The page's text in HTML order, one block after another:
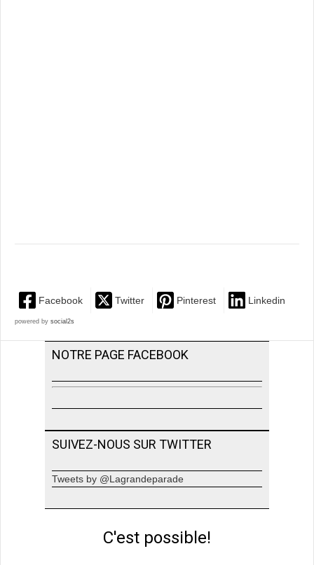
Facebook Twitter Pinterest Linkedin
powered by social2s
NOTRE PAGE FACEBOOK
SUIVEZ-NOUS SUR TWITTER
Tweets by @Lagrandeparade
C'est possible!